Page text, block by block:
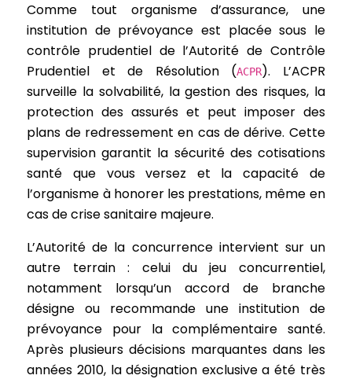
Comme tout organisme d’assurance, une
institution de prévoyance est placée sous le
contrôle prudentiel de l’Autorité de Contrôle
Prudentiel et de Résolution (ACPR). L’ACPR
surveille la solvabilité, la gestion des risques, la
protection des assurés et peut imposer des
plans de redressement en cas de dérive. Cette
supervision garantit la sécurité des cotisations
santé que vous versez et la capacité de
l’organisme à honorer les prestations, même en
cas de crise sanitaire majeure.
L’Autorité de la concurrence intervient sur un
autre terrain : celui du jeu concurrentiel,
notamment lorsqu’un accord de branche
désigne ou recommande une institution de
prévoyance pour la complémentaire santé.
Après plusieurs décisions marquantes dans les
années 2010, la désignation exclusive a été très